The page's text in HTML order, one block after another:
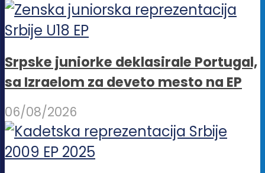
Srpske juniorke deklasirale Portugal,
sa Izraelom za deveto mesto na EP
06/08/2026